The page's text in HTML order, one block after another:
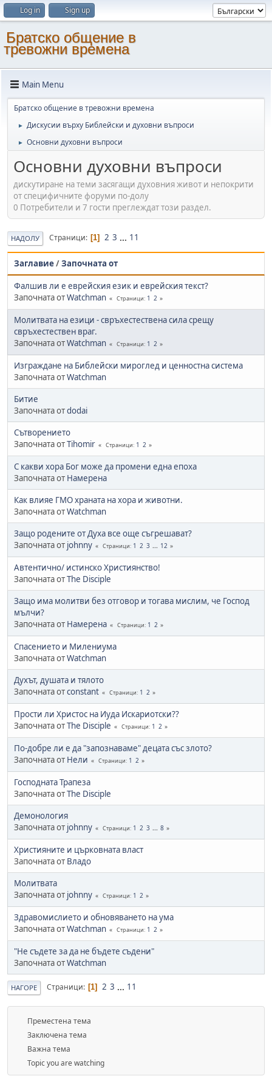
Log in Sign up
Братско общение в
тревожни времена
Main Menu
Братско общение в тревожни времена
► Дискусии върху Библейски и духовни въпроси
► Основни духовни въпроси
Основни духовни въпроси
дискутиране на теми засягащи духовния живот и непокрити
от специфичните форуми по-долу
0 Потребители и 7 гости преглеждат този раздел.
НАДОЛУ Страници 1 2 3 ... 11
Заглавие/Започната от
Фалшив ли е еврейския език и еврейския текст?
Започната отWatchman Страници 1 2
Молитвата на езици - свръхестествена сила срещу
свръхестествен враг.
Започната отWatchman Страници 1 2
Изграждане на Библейски мироглед и ценностна система
Започната отWatchman
Битие
Започната отdodai
Сътворението
Започната отTihomir Страници 1 2
С какви хора Бог може да промени една епоха
Започната от Намерена
Как влияе ГМО храната на хора и животни.
Започната отWatchman
Защо родените от Духа все още съгрешават?
Започната от johnny Страници 1 2 3 ... 12
Автентично/ истинско Християнство!
Започната отThe Disciple
Защо има молитви без отговор и тогава мислим, че Господ
мълчи?
Започната от Намерена Страници 1 2
Спасението и Милениума
Започната отWatchman
Духът, душата и тялото
Започната отconstant Страници 1 2
Прости ли Христос на Иуда Искариотски??
Започната отThe Disciple Страници 1 2
По-добре ли е да "запознаваме" децата със злото?
Започната от Нели Страници 1 2
Господната Трапеза
Започната отThe Disciple
Демонология
Започната от johnny Страници 1 2 3 ... 8
Християните и църковната власт
Започната от Владо
Молитвата
Започната от johnny Страници 1 2
Здравомислието и обновяването на ума
Започната отWatchman Страници 1 2
"Не съдете за да не бъдете съдени"
Започната отWatchman
НАГОРЕ Страници 1 2 3 ... 11
Преместена тема
Заключена тема
Важна тема
Topic you are watching